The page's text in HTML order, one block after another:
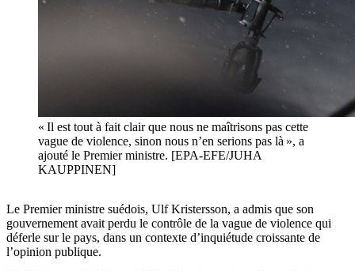
« Il est tout à fait clair que nous ne maîtrisons pas cette
vague de violence, sinon nous n’en serions pas là », a
ajouté le Premier ministre. [EPA-EFE/JUHA
KAUPPINEN]
Le Premier ministre suédois, Ulf Kristersson, a admis que son
gouvernement avait perdu le contrôle de la vague de violence qui
déferle sur le pays, dans un contexte d’inquiétude croissante de
l’opinion publique.